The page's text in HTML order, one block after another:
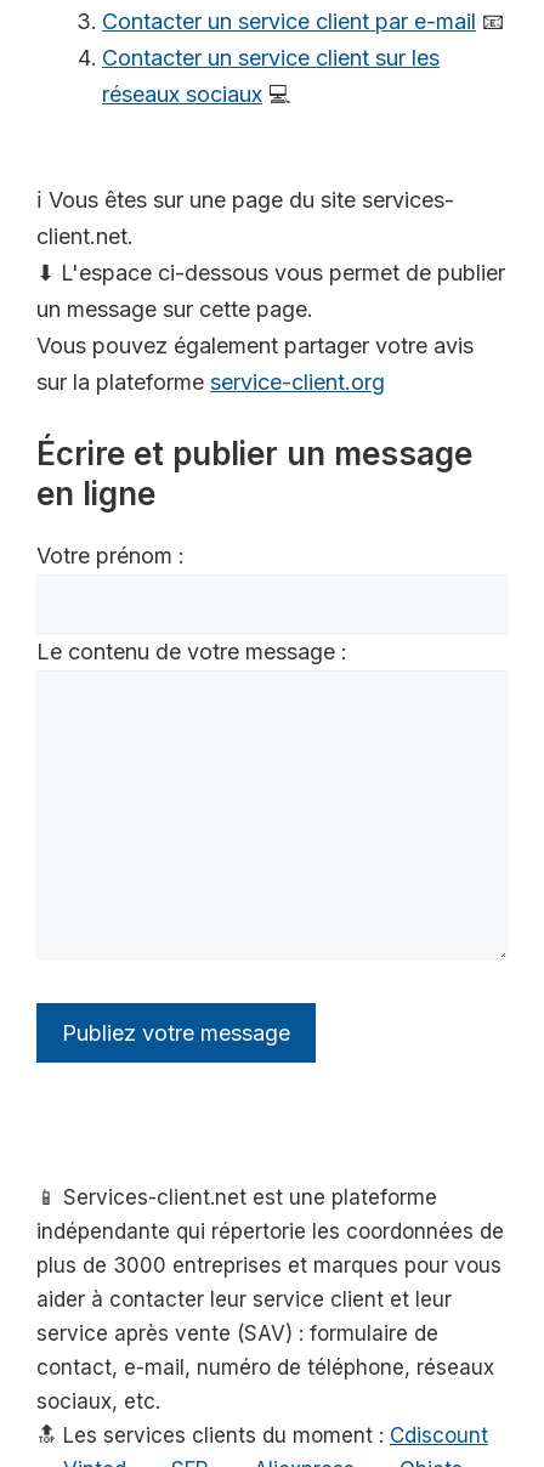
Contacter un service client par e-mail 📧
Contacter un service client sur les
réseaux sociaux 💻
ℹ️ Vous êtes sur une page du site services-
client.net.
⬇ L'espace ci-dessous vous permet de publier
un message sur cette page.
Vous pouvez également partager votre avis
sur la plateforme service-client.org
Écrire et publier un message
en ligne
Votre prénom :
Le contenu de votre message :
📱 Services-client.net est une plateforme
indépendante qui répertorie les coordonnées de
plus de 3000 entreprises et marques pour vous
aider à contacter leur service client et leur
service après vente (SAV) : formulaire de
contact, e-mail, numéro de téléphone, réseaux
sociaux, etc.
🔝 Les services clients du moment : Cdiscount